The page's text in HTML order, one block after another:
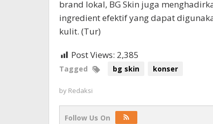
brand lokal, BG Skin juga
ingredient efektif yang dapat
kulit. (Tur)
Post Views: 2,385
Tagged bg skin konser
by Redaksi
Follow Us On